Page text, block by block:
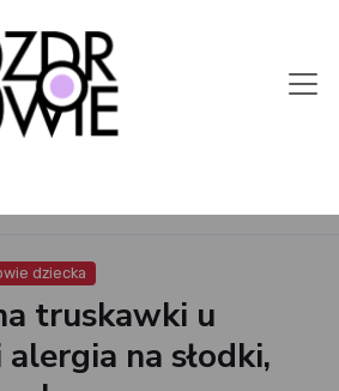
dziecka
truskawki u
na słodki,